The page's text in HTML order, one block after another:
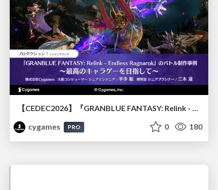
【CEDEC2026】『GRANBLUE FANTASY: Relink - Endless Ragnarok』のバトル制作事例 ～最高のキャラゲーを目指して～
cygames
PRO 0 180